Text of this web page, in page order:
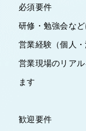
必須要件
研修・勉強会な
営業経験（個人
営業現場のリア
ます
歓迎要件